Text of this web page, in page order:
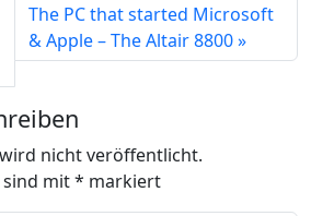
The PC that started Microsoft
& Apple – The Altair 8800
nicht veröffentlicht.
mit* markiert